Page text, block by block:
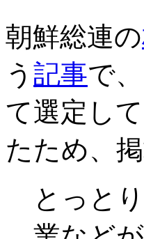
朝鮮総連の
う 記事で
て選定し
たため、
とっと